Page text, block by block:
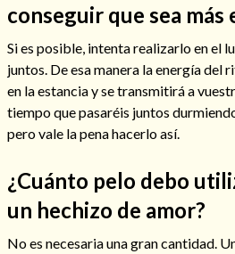
conseguir que sea más
Si es posible, intenta realizarlo en el
juntos. De esa manera la energía del
en la estancia y se transmitirá a
tiempo que pasaréis juntos
pero vale la pena hacerlo así.
¿Cuánto pelo debo
un hechizo de amor?
No es necesaria una gran cantidad.